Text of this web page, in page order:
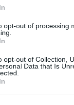
opt-out of processing
opt-out of Collection,
Data that Is
η
για τη
στους